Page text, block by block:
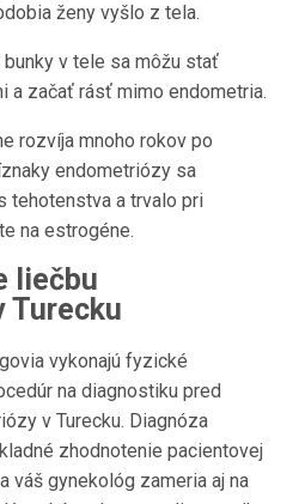
ženy vyšlo z tela.
v tele sa môžu stať
a začať rásť mimo endometria.
rozvíja mnoho rokov po
endometriózy sa
tehotenstva a trvalo pri
na estrogéne.
liečbu
Turecku
vykonajú fyzické
na diagnostiku pred
v Turecku. Diagnóza
zhodnotenie pacientovej
váš gynekológ zameria aj na